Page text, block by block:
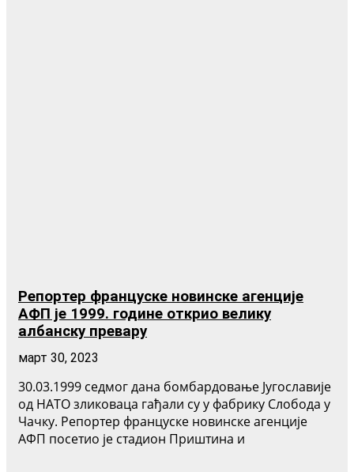
Репортер француске новинске агенције
АФП је 1999. године открио велику
албанску превару
март 30, 2023
30.03.1999 седмог дана бомбардовање Југославије
од НАТО зликоваца гађали су у фабрику Слобода у
Чачку. Репортер француске новинске агенције
АФП посетио је стадион Приштина и